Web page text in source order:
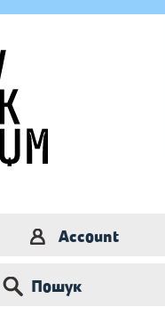
Account
Пошук